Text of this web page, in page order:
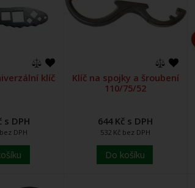
klíč
s DPH
DPH
Klíč na spojky a šroubení
110/75/52
644 Kč s DPH
532 Kč bez DPH
Do košíku